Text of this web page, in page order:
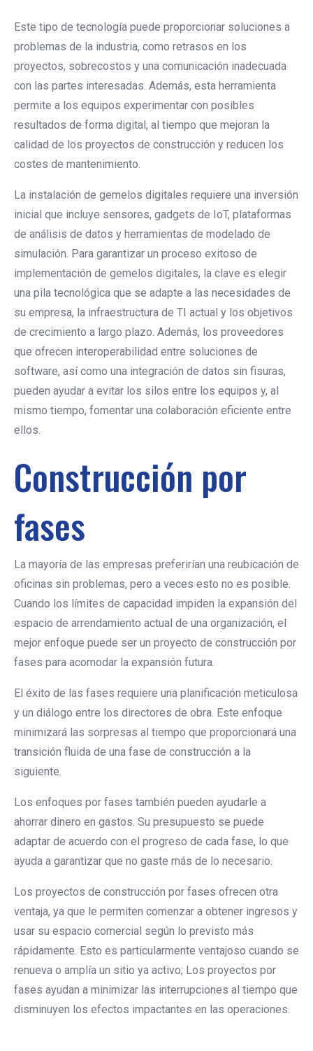
Este tipo de tecnología puede proporcionar soluciones a
problemas de la industria, como retrasos en los
proyectos, sobrecostos y una comunicación inadecuada
con las partes interesadas. Además, esta herramienta
permite a los equipos experimentar con posibles
resultados de forma digital, al tiempo que mejoran la
calidad de los proyectos de construcción y reducen los
costes de mantenimiento.
La instalación de gemelos digitales requiere una inversión
inicial que incluye sensores, gadgets de IoT, plataformas
de análisis de datos y herramientas de modelado de
simulación. Para garantizar un proceso exitoso de
implementación de gemelos digitales, la clave es elegir
una pila tecnológica que se adapte a las necesidades de
su empresa, la infraestructura de TI actual y los objetivos
de crecimiento a largo plazo. Además, los proveedores
que ofrecen interoperabilidad entre soluciones de
software, así como una integración de datos sin fisuras,
pueden ayudar a evitar los silos entre los equipos y, al
mismo tiempo, fomentar una colaboración eficiente entre
ellos.
Construcción por
fases
La mayoría de las empresas preferirían una reubicación de
oficinas sin problemas, pero a veces esto no es posible.
Cuando los límites de capacidad impiden la expansión del
espacio de arrendamiento actual de una organización, el
mejor enfoque puede ser un proyecto de construcción por
fases para acomodar la expansión futura.
El éxito de las fases requiere una planificación meticulosa
y un diálogo entre los directores de obra. Este enfoque
minimizará las sorpresas al tiempo que proporcionará una
transición fluida de una fase de construcción a la
siguiente.
Los enfoques por fases también pueden ayudarle a
ahorrar dinero en gastos. Su presupuesto se puede
adaptar de acuerdo con el progreso de cada fase, lo que
ayuda a garantizar que no gaste más de lo necesario.
Los proyectos de construcción por fases ofrecen otra
ventaja, ya que le permiten comenzar a obtener ingresos y
usar su espacio comercial según lo previsto más
rápidamente. Esto es particularmente ventajoso cuando se
renueva o amplía un sitio ya activo; Los proyectos por
fases ayudan a minimizar las interrupciones al tiempo que
disminuyen los efectos impactantes en las operaciones.